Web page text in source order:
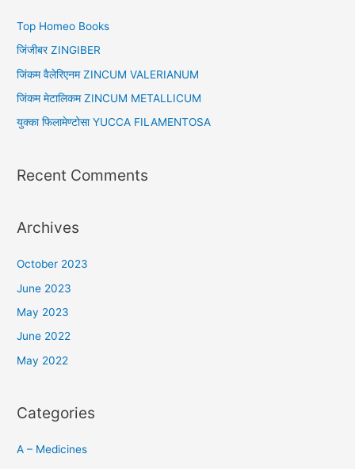
h
f
o
r
Top Homeo Books
जिंजीबर ZINGIBER
जिंकम वैलेरिएनम ZINCUM VALERIANUM
जिंकम मेटालिकम ZINCUM METALLICUM
युक्का फिलामेण्टोसा YUCCA FILAMENTOSA
Recent Comments
Archives
October 2023
June 2023
May 2023
June 2022
May 2022
Categories
A – Medicines